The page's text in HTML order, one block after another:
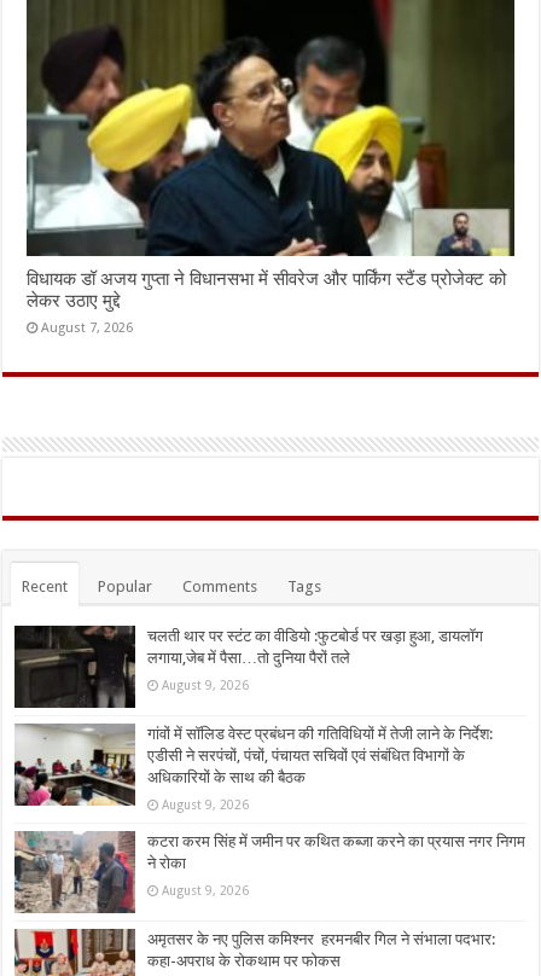
विधायक डॉ अजय गुप्ता ने विधानसभा में सीवरेज और पार्किंग स्टैंड प्रोजेक्ट को
लेकर उठाए मुद्दे
August 7, 2026
Recent Popular Comments Tags
चलती थार पर स्टंट का वीडियो :फुटबोर्ड पर खड़ा हुआ, डायलॉग
लगाया,जेब में पैसा…तो दुनिया पैरों तले
August 9, 2026
गांवों में सॉलिड वेस्ट प्रबंधन की गतिविधियों में तेजी लाने के निर्देश:
एडीसी ने सरपंचों, पंचों, पंचायत सचिवों एवं संबंधित विभागों के
अधिकारियों के साथ की बैठक
August 9, 2026
कटरा करम सिंह में जमीन पर कथित कब्जा करने का प्रयास नगर निगम
ने रोका
August 9, 2026
अमृतसर के नए पुलिस कमिश्नर हरमनबीर गिल ने संभाला पदभार:
कहा-अपराध के रोकथाम पर फोकस